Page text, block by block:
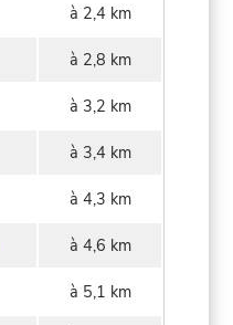
à 2,4 km
à 2,8 km
à 3,2 km
à 3,4 km
à 4,3 km
à 4,6 km
à 5,1 km